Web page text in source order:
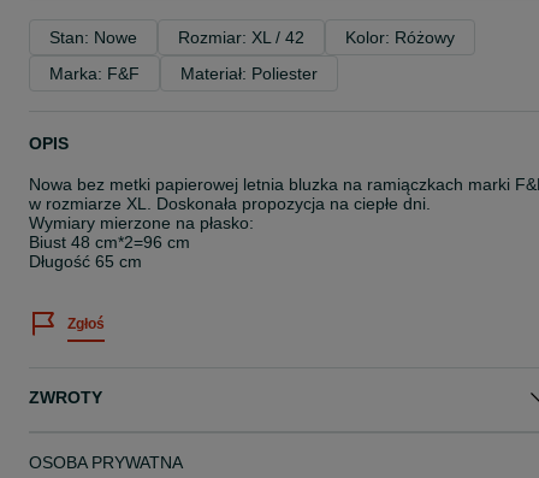
Stan: Nowe Rozmiar: XL / 42
Kolor: Różowy
Marka: F&F
Materiał: Poliester
OPIS
Nowa bez metki papierowej letnia bluzka na ramiączkach marki
w rozmiarze XL. Doskonała propozycja na ciepłe dni.
Wymiary mierzone na płasko:
Biust 48 cm*2=96 cm
Długość 65 cm
Zgłoś
ZWROTY
OSOBA PRYWATNA